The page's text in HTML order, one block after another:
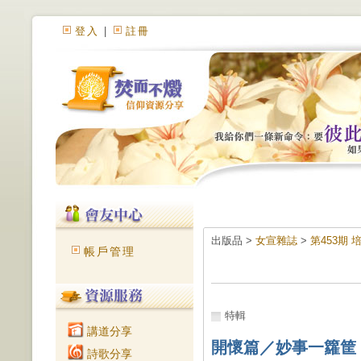
登入 註冊
帳戶管理
講道分享
詩歌分享
出版品 > 女宣雜誌 > 第453期
特輯
開懷篇／妙事一籮筐